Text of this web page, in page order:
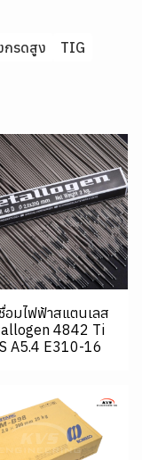
กรดสูง
TIG
อมไฟฟ้าสแตนเลส
4842 Ti
A5.4 E310-16